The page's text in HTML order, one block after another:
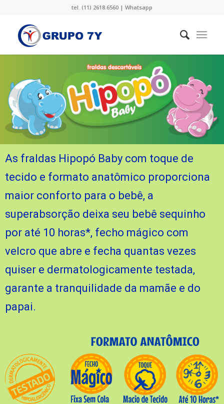
tel. (11) 2618.6560 | Whatsapp
As fraldas Hipopó Baby com toque de
tecido e formato anatômico proporciona
maior conforto para o bebê, a
superabsorção deixa seu bebê sequinho
por até 10 horas*, fecho mágico com
velcro que abre e fecha quantas vezes
quiser e dermatologicamente testada,
garante a tranquilidade da mamãe e do
papai.